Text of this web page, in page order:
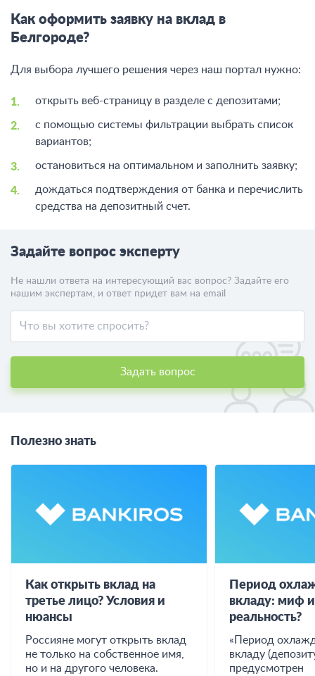
Как оформить заявку на вклад в
Белгороде?
Для выбора лучшего решения через наш портал нужно:
открыть веб-страницу в разделе с депозитами;
с помощью системы фильтрации выбрать список
вариантов;
остановиться на оптимальном и заполнить заявку;
дождаться подтверждения от банка и перечислить
средства на депозитный счет.
Задайте вопрос эксперту
Не нашли ответа на интересующий вас вопрос? Задайте его
нашим экспертам, и ответ придет вам на email
Задать вопрос
Полезно знать
Как открыть вклад на
третье лицо? Условия и
нюансы
Россияне могут открыть вклад
не только на собственное имя,
но и на другого человека.
Период
вкладу: миф
реальность?
«Период
вкладу
предусмотрен